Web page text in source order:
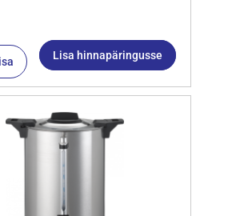
Lisa hinnapäringusse